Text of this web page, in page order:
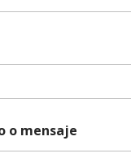
o mensaje